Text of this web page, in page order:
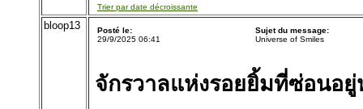
Trier par date décroissante
bloop13
Posté le:
29/9/2025 06:41
Sujet du message:
Universe of Smiles
จักรวาลแห่งรอยยิ้มที่ซ่อนอ